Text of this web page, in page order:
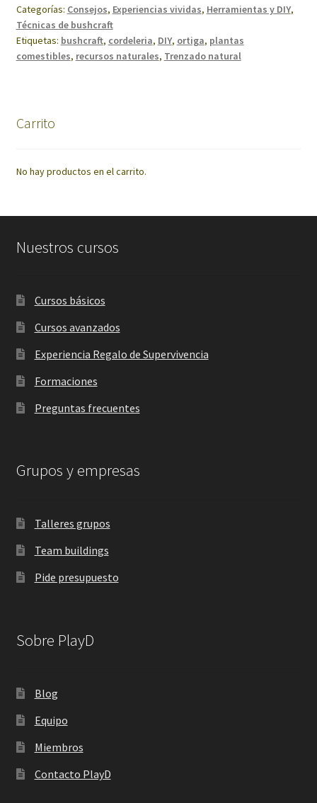
Categorías: Consejos, Experiencias vividas, Herramientas y DIY,
Técnicas de bushcraft
Etiquetas: bushcraft, cordeleria, DIY, ortiga, plantas
comestibles, recursos naturales, Trenzado natural
Carrito
No hay productos en el carrito.
Nuestros cursos
Cursos básicos
Cursos avanzados
Experiencia Regalo de Supervivencia
Formaciones
Preguntas frecuentes
Grupos y empresas
Talleres grupos
Team buildings
Pide presupuesto
Sobre PlayD
Blog
Equipo
Miembros
Contacto PlayD